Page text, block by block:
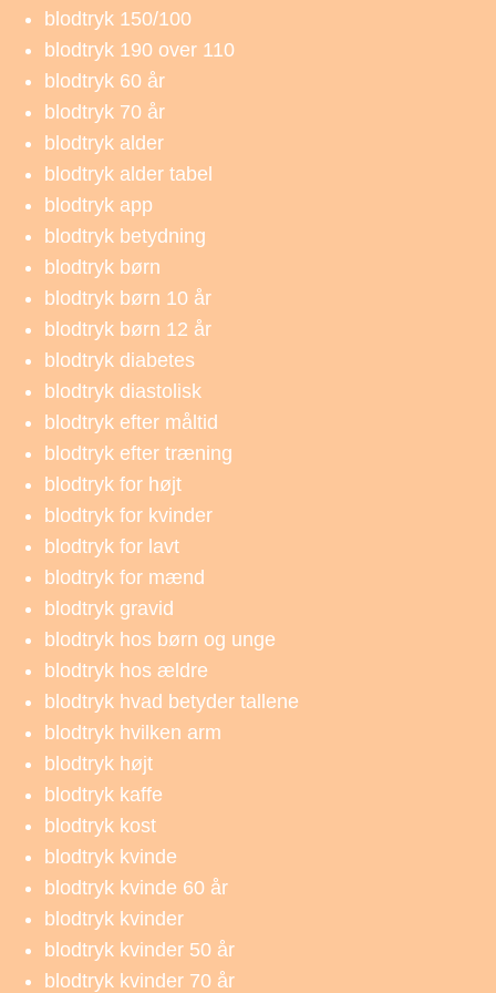
blodtryk 150/100
blodtryk 190 over 110
blodtryk 60 år
blodtryk 70 år
blodtryk alder
blodtryk alder tabel
blodtryk app
blodtryk betydning
blodtryk børn
blodtryk børn 10 år
blodtryk børn 12 år
blodtryk diabetes
blodtryk diastolisk
blodtryk efter måltid
blodtryk efter træning
blodtryk for højt
blodtryk for kvinder
blodtryk for lavt
blodtryk for mænd
blodtryk gravid
blodtryk hos børn og unge
blodtryk hos ældre
blodtryk hvad betyder tallene
blodtryk hvilken arm
blodtryk højt
blodtryk kaffe
blodtryk kost
blodtryk kvinde
blodtryk kvinde 60 år
blodtryk kvinder
blodtryk kvinder 50 år
blodtryk kvinder 70 år